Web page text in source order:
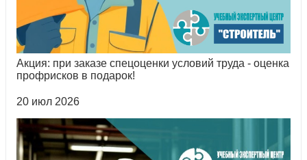
Акция: при заказе спецоценки условий труда - оценка
профрисков в подарок!
20 июл 2026